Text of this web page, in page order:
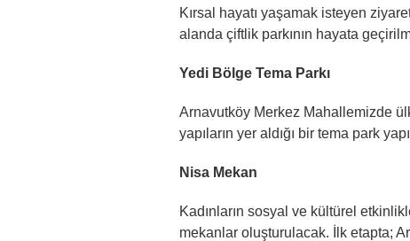
Kırsal hayatı yaşamak isteyen
alanda çiftlik parkının hayata
Yedi Bölge Tema Parkı
Arnavutköy Merkez Mahallemizde
yapıların yer aldığı bir tema park
Nisa Mekan
Kadınların sosyal ve kültürel
mekanlar oluşturulacak. İlk etapta;